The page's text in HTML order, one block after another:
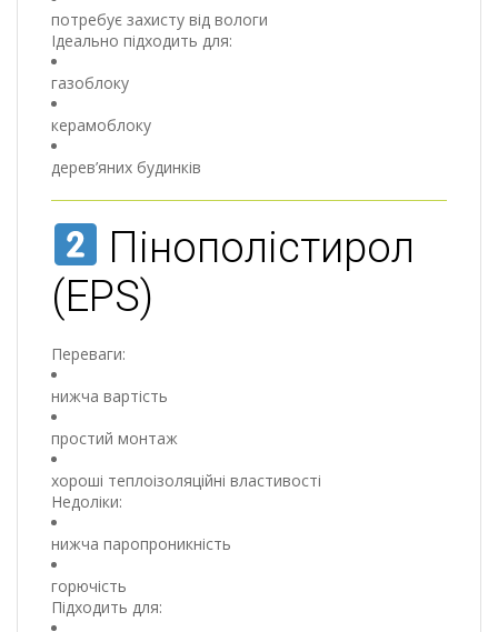
потребує захисту від вологи
Ідеально підходить для:
газоблоку
керамоблоку
дерев’яних будинків
Пінополістирол
(EPS)
Переваги:
нижча вартість
простий монтаж
хороші теплоізоляційні властивості
Недоліки:
нижча паропроникність
горючість
Підходить для: